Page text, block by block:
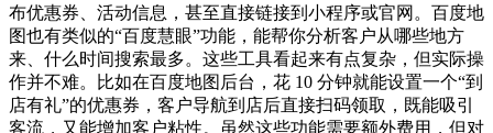
布优惠券、活动信息，甚至直接链接到小程序或官网。百度地
图也有类似的“百度慧眼”功能，能帮你分析客户从哪些地方
来、什么时间搜索最多。这些工具看起来有点复杂，但实际操
作并不难。比如在百度地图后台，花 10 分钟就能设置一个“到
店有礼”的优惠券，客户导航到店后直接扫码领取，既能吸引
客流，又能增加客户粘性。虽然这些功能需要额外费用，但对